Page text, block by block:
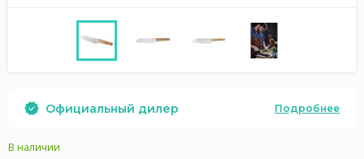
Официальный дилер Подробнее
В наличии